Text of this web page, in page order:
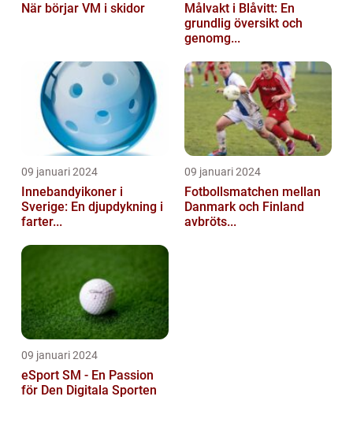
När börjar VM i skidor
Målvakt i Blåvitt: En
grundlig översikt och
genomg...
09 januari 2024
Innebandyikoner i
Sverige: En djupdykning i
farter...
09 januari 2024
Fotbollsmatchen mellan
Danmark och Finland
avbröts...
09 januari 2024
eSport SM - En Passion
för Den Digitala Sporten